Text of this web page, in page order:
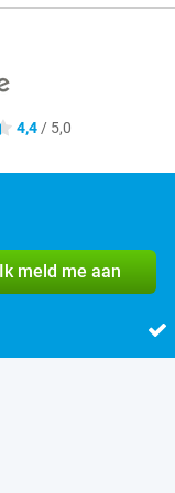
4,4 / 5,0
Ik meld me aan